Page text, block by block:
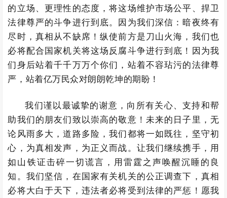
的立场、更理性的态度，将这场维护市场公平、捍卫
法律尊严的斗争进行到底。因为我们深信：暗夜终有
尽时，真相从不缺席！纵使前方是刀山火海，我们也
必将配合国家机关将这场反腐斗争进行到底！因为我
们身后站着千千万万个你们，站着不容玷污的法律尊
严，站着亿万民众对朗朗乾坤的期盼！
我们谨以最诚挚的谢意，向所有关心、支持和帮
助我们的朋友们致以崇高的敬意！未来的日子里，无
论风雨多大，道路多险，我们都将一如既往，坚守初
心，为真相发声，为正义而战。让我们继续携手，用
如山铁证击碎一切谎言，用雷霆之声唤醒沉睡的良
知。我们坚信，在国家有关机关的公正调查下，真相
必将大白于天下，违法者必将受到法律的严惩！愿我